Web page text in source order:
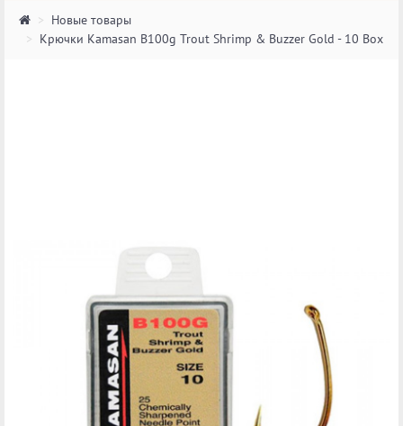
Новые товары
Крючки Kamasan B100g Trout Shrimp & Buzzer Gold - 10 Box